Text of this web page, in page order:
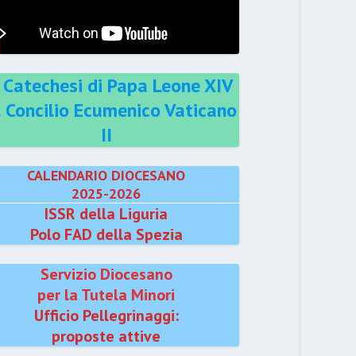
Catechesi di Papa Leone XIV
Ecumenico Vaticano
II
CALENDARIO DIOCESANO
2025-2026
ISSR della Liguria
Polo FAD della Spezia
Servizio Diocesano
per la Tutela Minori
Ufficio Pellegrinaggi:
proposte attive